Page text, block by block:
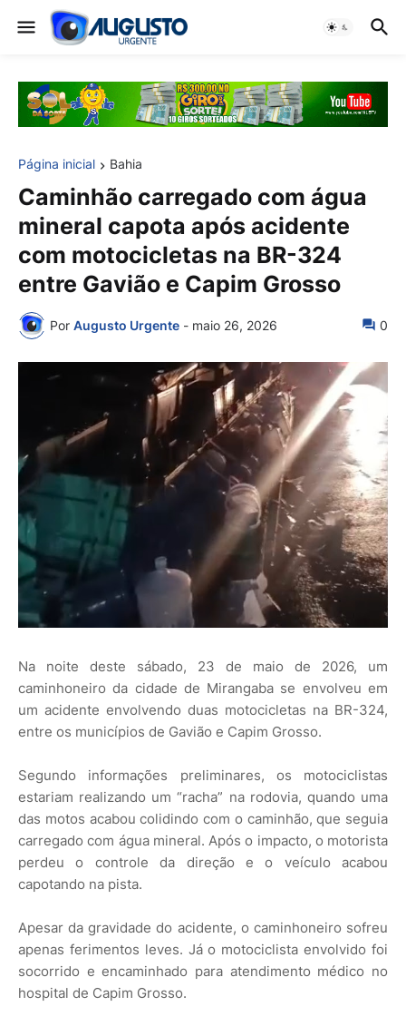
Página inicial Bahia
Caminhão carregado com água
mineral capota após acidente
com motocicletas na BR-324
entre Gavião e Capim Grosso
Por Augusto Urgente - maio 26, 2026 0
Na noite deste sábado, 23 de maio de 2026, um
caminhoneiro da cidade de Mirangaba se envolveu em
um acidente envolvendo duas motocicletas na BR-324,
entre os municípios de Gavião e Capim Grosso.
Segundo informações preliminares, os motociclistas
estariam realizando um “racha” na rodovia, quando uma
das motos acabou colidindo com o caminhão, que seguia
carregado com água mineral. Após o impacto, o motorista
perdeu o controle da direção e o veículo acabou
capotando na pista.
Apesar da gravidade do acidente, o caminhoneiro sofreu
apenas ferimentos leves. Já o motociclista envolvido foi
socorrido e encaminhado para atendimento médico no
hospital de Capim Grosso.